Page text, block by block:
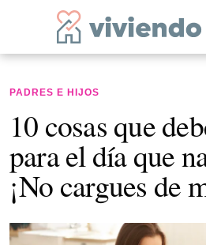
PADRES E HIJOS
10 cosas que
para el día que
¡No cargues de